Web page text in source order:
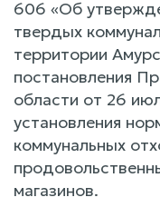
606 «Об
твердых
территории
постановления
области от 26
установления
коммунальных
магазинов.